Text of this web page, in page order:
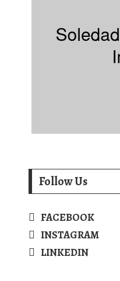
Follow Us
FACEBOOK
INSTAGRAM
LINKEDIN